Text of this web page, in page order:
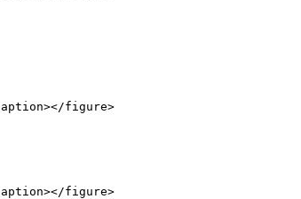
figure>
figure>